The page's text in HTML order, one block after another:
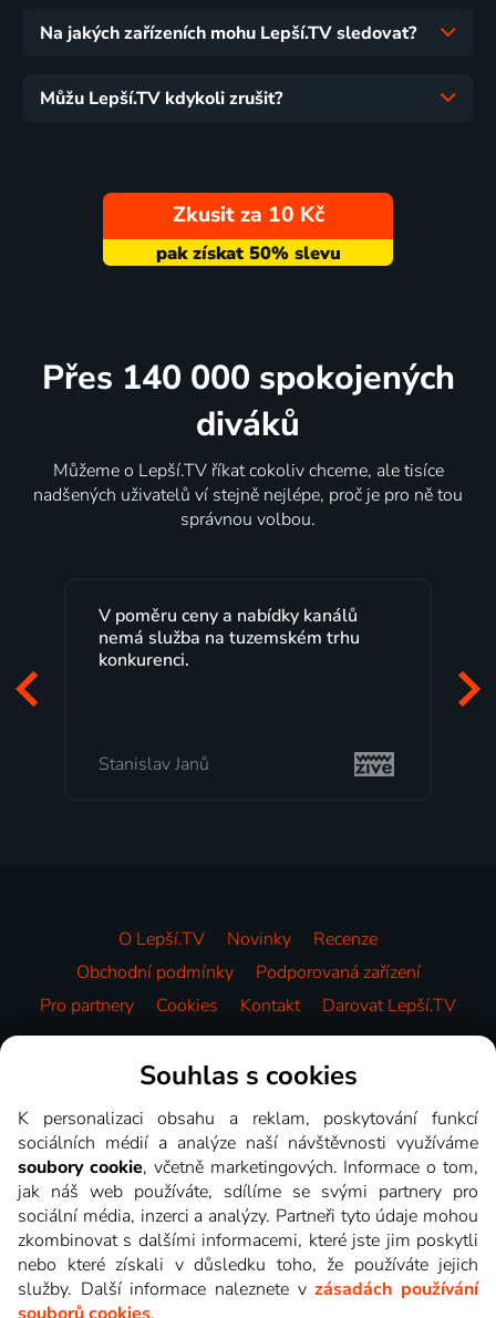
Na jakých zařízeních mohu Lepší.TV sledovat?
Můžu Lepší.TV kdykoli zrušit?
Zkusit za 10 Kč
Přes 140 000 spokojených
diváků
Můžeme o Lepší.TV říkat cokoliv chceme, ale tisíce
nadšených uživatelů ví stejně nejlépe, proč je pro ně tou
správnou volbou.
Lepší.TV sleduji už několik let s
maximální spokojeností. Velký výběr
programů a nemuset běžet k TV na
Milada Tomešová
O Lepší.TV Novinky
Recenze
Obchodní podmínky
Podporovaná zařízení
Pro partnery
Cookies Kontakt Darovat Lepší.TV
Videotéka
Souhlas s cookies
K personalizaci obsahu a reklam, poskytování funkcí
sociálních médií a analýze naší návštěvnosti využíváme
soubory cookie, včetně marketingových. Informace o tom,
jak náš web používáte, sdílíme se svými partnery pro
sociální média, inzerci a analýzy. Partneři tyto údaje mohou
zkombinovat s dalšími informacemi, které jste jim poskytli
nebo které získali v důsledku toho, že používáte jejich
služby. Další informace naleznete vzásadách používání